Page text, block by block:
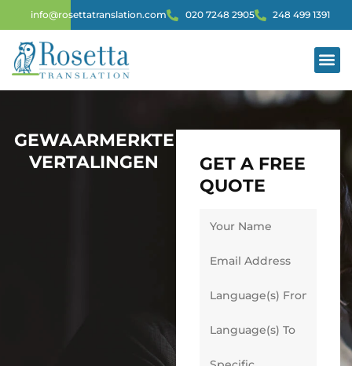
info@rosettatranslation.com 020 7248 2905 248 499 1391
GEWAARMERKTE
VERTALINGEN
GET A FREE
QUOTE